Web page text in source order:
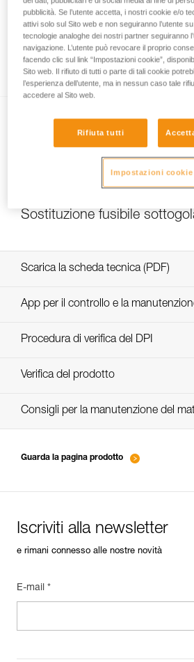
Quale resistenza scegliere
DUAL?
Sostituzione fusibile
Scarica la scheda tecnica (PDF)
Technical Notice
App per il controllo e la
scopri ePPEcentre
Procedura di verifica del DPI
verif-EPI-casques-PRO-
Verifica del prodotto
verif-EPI-casque-PRO-
Consigli per la manutenzione del
Guarda la pagina prodotto
Iscriviti alla newsletter
e rimani connesso alle nostre novità
E-mail *
pubblicità. Se l’utente accetta, i nostri cookie e/o
attivi solo sul Sito web e non seguiranno l’utente
tecnologie analoghe dei nostri partner seguiranno
navigazione. L’utente può revocare il proprio
facendo clic sul link “Impostazioni cookie”,
Sito web. Il rifiuto di tutti o parte di tali cookie
l’esperienza dell’utente, ma in nessun caso tale
accedere al Sito web.
Rifiuta tutti
Impostazioni cookie